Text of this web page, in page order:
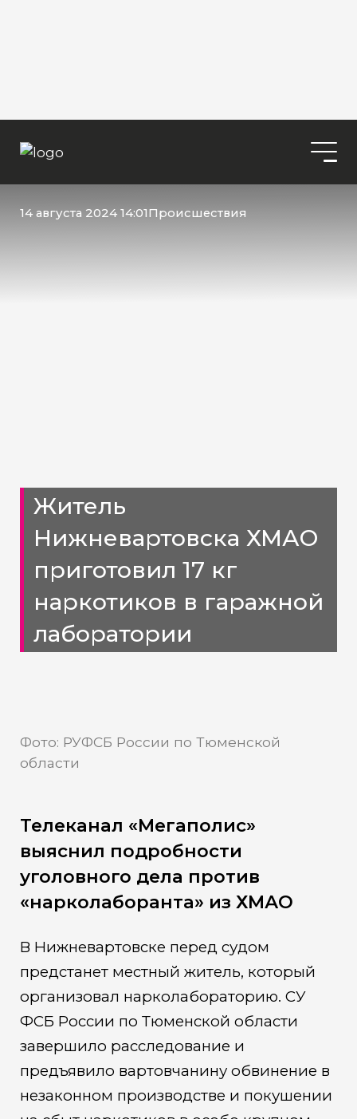
14 августа 2024 14:01Происшествия
Житель
Нижневартовска ХМАО
приготовил 17 кг
наркотиков в гаражной
лаборатории
Фото: РУФСБ России по Тюменской
области
Телеканал «Мегаполис»
выяснил подробности
уголовного дела против
«нарколаборанта» из ХМАО
В Нижневартовске перед судом
предстанет местный житель, который
организовал нарколабораторию. СУ
ФСБ России по Тюменской области
завершило расследование и
предъявило вартовчанину обвинение в
незаконном производстве и покушении